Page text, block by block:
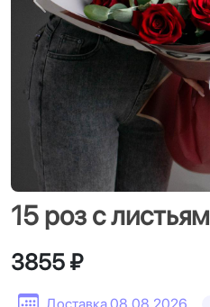
Назад
15 роз с
3855 ₽